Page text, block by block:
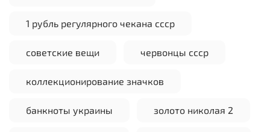
1 рубль регулярного чекана ссср
советские вещи червонцы ссср
коллекционирование значков
банкноты украины золото николая 2